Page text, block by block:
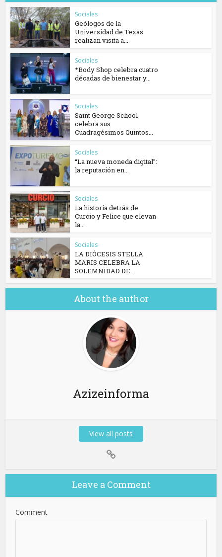
Sociales
Geólogos de la
Universidad de Texas
realizan visita a...
Sociales
*Body Shop celebra cuatro
décadas de bienestar y...
Sociales
Saint George School
celebra sus
Cuadragésimos Quintos...
Sociales
“La nueva moneda digital”:
la reputación en...
Sociales
La historia detrás de
Curcio y Felice que elevan
la...
Sociales
​LA DIÓCESIS STELLA
MARIS CELEBRA LA
SOLEMNIDAD DE...
About the author
Azizeinforma
View all posts
Leave a Comment
Comment